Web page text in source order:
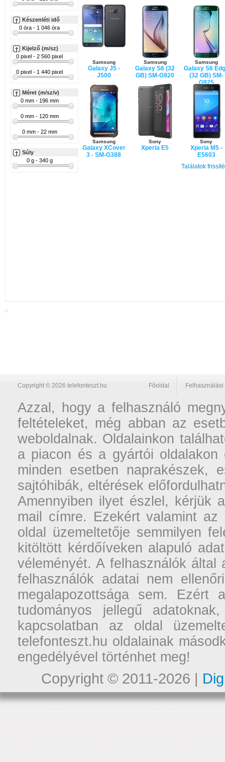
Készenléti idő
Kijelző (m/sz)
Méret (m/sz/v)
Súly
Samsung
Galaxy J5 -
J500
Samsung
Galaxy S6 (32
GB) SM-G920
Samsung
Galaxy S6
(32 GB) SM-
G925
Samsung
Galaxy XCover
3 - SM-G388
Sony
Xperia E5
Sony
Xperia M5 -
E5603
Találatok
C
Copyright © 2026 telefonteszt.hu Főoldal
Azzal, hogy a felhasználó
feltételeket, még abban az
weboldalnak. Oldalainkon
a piacon és a gyártói oldalakon
minden esetben naprakészek,
sajtóhibák, eltérések
Amennyiben ilyet észlel, kérjük
mail címre. Ezekért valamint
oldal üzemeltetője semmilyen
kitöltött kérdőíveken alapuló
véleményét. A felhasználók
felhasználók adatai nem
megalapozottsága sem. Ezért
tudományos jellegű
kapcsolatban az oldal
telefonteszt.hu oldalainak
engedélyével történhet meg!
Copyright © 2011-2026 |